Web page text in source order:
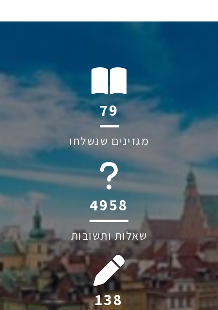
108
מגזינים שנשלחו
6045
שאלות ותשובות
190